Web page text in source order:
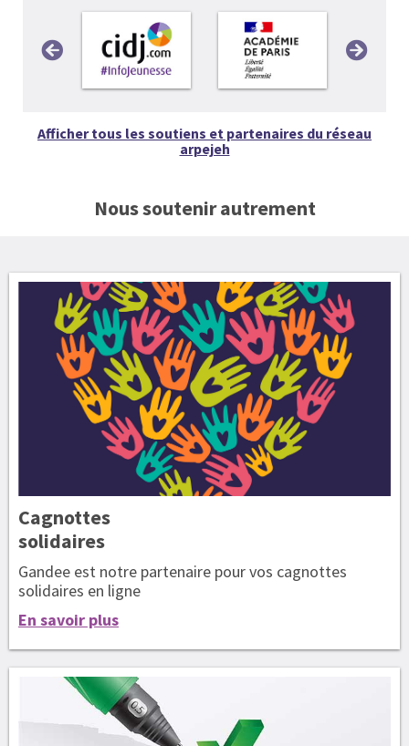
Afficher tous les soutiens et partenaires du réseau
arpejeh
Nous soutenir autrement
Cagnottes
solidaires
Gandee est notre partenaire pour vos cagnottes
solidaires en ligne
En savoir plus